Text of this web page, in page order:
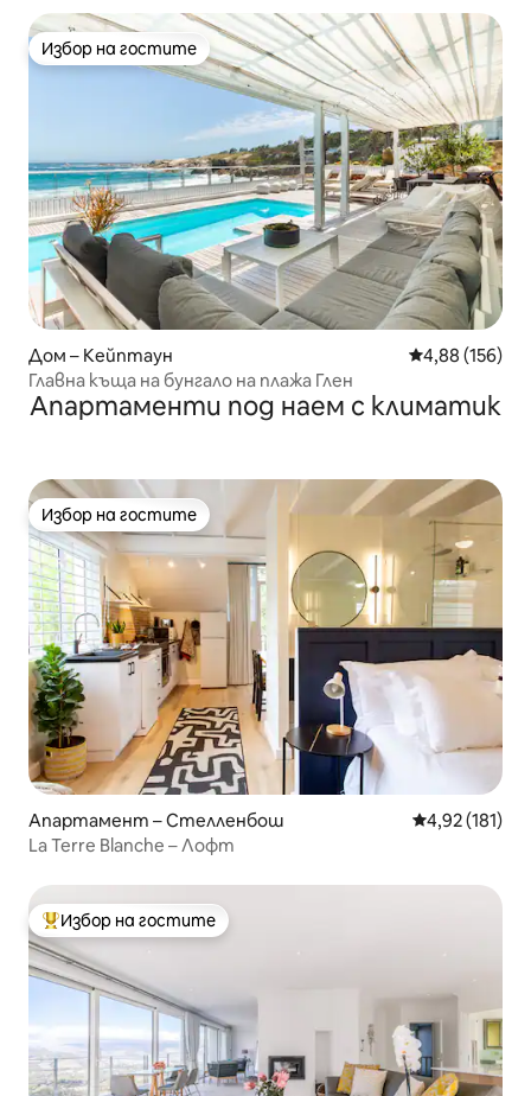
Избор на гостите
Избор на гостите
Дом – Кейптаун Средна
4,88 (156)
Главна къща на бунгало на плажа Глен
Апартаменти под наем с климатик
Избор на гостите
Избор на гостите
Апартамент – Стелленбош Средна
4,92 (181)
La Terre Blanche – Лофт
Най-популярен избор на гостите
Избор на гостите